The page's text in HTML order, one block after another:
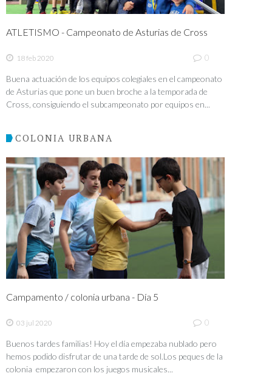
ATLETISMO - Campeonato de Asturias de Cross
18 feb 2020 0
Buena actuación de los equipos colegiales en el campeonato
de Asturias que pone un buen broche a la temporada de
Cross, consiguiendo el subcampeonato por equipos en...
COLONIA URBANA
Campamento / colonia urbana - Día 5
03 jul 2020 0
Buenos tardes familias! Hoy el día empezaba nublado pero
hemos podido disfrutar de una tarde de sol.Los peques de la
colonia empezaron con los juegos musicales...